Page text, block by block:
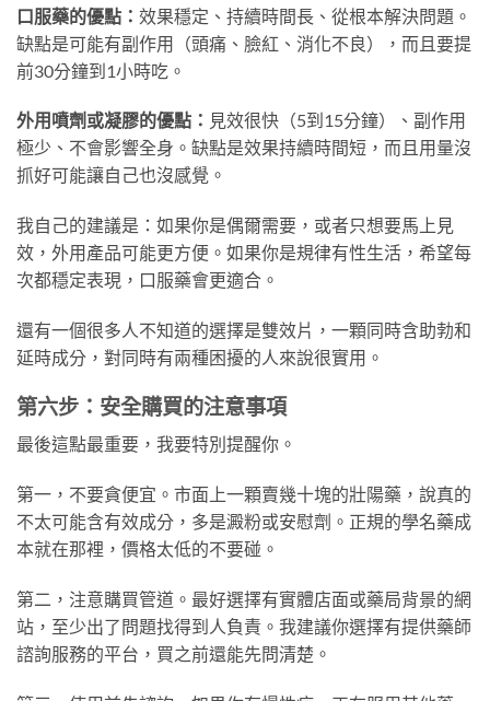
口服藥的優點： 效果穩定、持續時間長、從根本解決問題。
缺點是可能有副作用（頭痛、臉紅、消化不良），而且要提
前30分鐘到1小時吃。
外用噴劑或凝膠的優點： 見效很快（5到15分鐘）、副作用
極少、不會影響全身。缺點是效果持續時間短，而且用量沒
抓好可能讓自己也沒感覺。
我自己的建議是：如果你是偶爾需要，或者只想要馬上見
效，外用產品可能更方便。如果你是規律有性生活，希望每
次都穩定表現，口服藥會更適合。
還有一個很多人不知道的選擇是雙效片，一顆同時含助勃和
延時成分，對同時有兩種困擾的人來說很實用。
第六步：安全購買的注意事項
最後這點最重要，我要特別提醒你。
第一，不要貪便宜。市面上一顆賣幾十塊的壯陽藥，說真的
不太可能含有效成分，多是澱粉或安慰劑。正規的學名藥成
本就在那裡，價格太低的不要碰。
第二，注意購買管道。最好選擇有實體店面或藥局背景的網
站，至少出了問題找得到人負責。我建議你選擇有提供藥師
諮詢服務的平台，買之前還能先問清楚。